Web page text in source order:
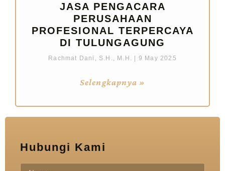
JASA PENGACARA
PERUSAHAAN
PROFESIONAL TERPERCAYA
DI TULUNGAGUNG
Rachmat Dani, S.H., M.H. 9 May 2025
Selengkapnya »
Hubungi Kami